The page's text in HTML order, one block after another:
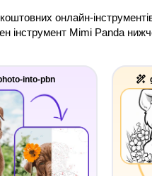
онлайн-
інструмент Mimi Panda
into-pbn